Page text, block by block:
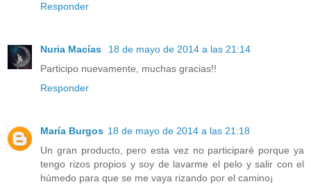
Responder
Nuria Macías
18 de mayo de 2014 a las 21:14
Participo nuevamente, muchas gracias!!
Responder
María Burgos 18 de mayo de 2014 a las 21:18
Un gran producto, pero esta vez no participaré porque ya
tengo rizos propios y soy de lavarme el pelo y salir con el
húmedo para que se me vaya rizando por el camino¡